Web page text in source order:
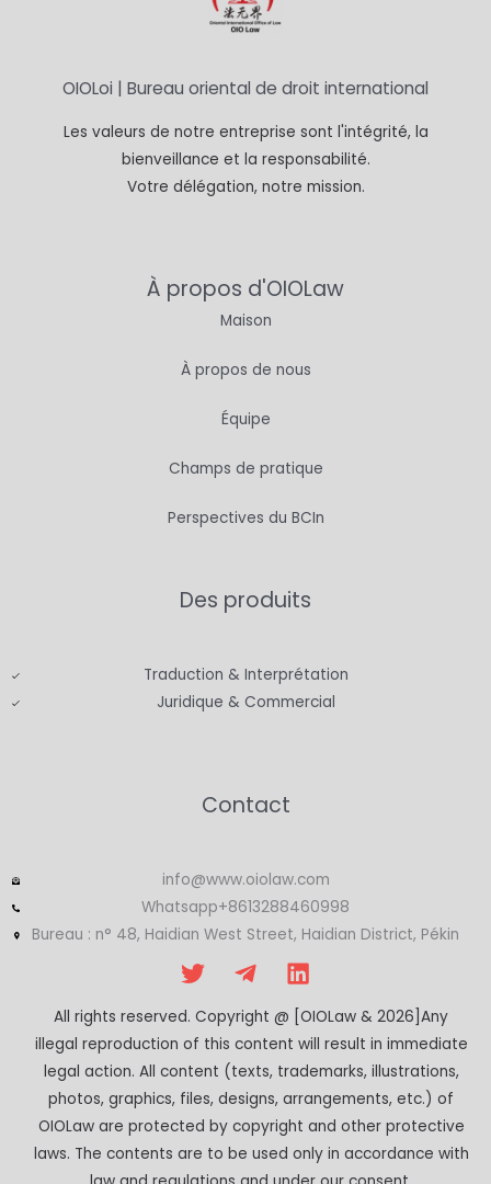
OIOLoi | Bureau oriental de droit international
Les valeurs de notre entreprise sont l'intégrité, la
bienveillance et la responsabilité.
Votre délégation, notre mission.
À propos d'OIOLaw
Maison
À propos de nous
Équipe
Champs de pratique
Perspectives du BCIn
Des produits
Traduction & Interprétation
Juridique & Commercial
Contact
info@www.oiolaw.com
Whatsapp+8613288460998
Bureau : n° 48, Haidian West Street, Haidian District, Pékin
All rights reserved. Copyright @ [OIOLaw & 2026]Any
illegal reproduction of this content will result in immediate
legal action. All content (texts, trademarks, illustrations,
photos, graphics, files, designs, arrangements, etc.) of
OIOLaw are protected by copyright and other protective
laws. The contents are to be used only in accordance with